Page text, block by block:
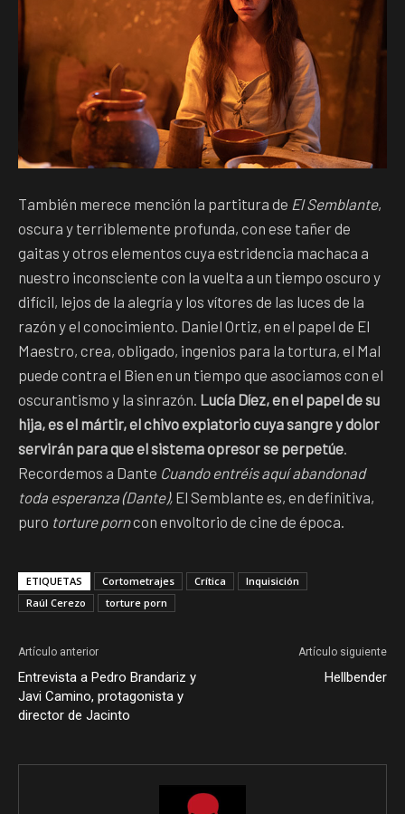
También merece mención la partitura de El Semblante,
oscura y terriblemente profunda, con ese tañer de
gaitas y otros elementos cuya estridencia machaca a
nuestro inconsciente con la vuelta a un tiempo oscuro y
difícil, lejos de la alegría y los vítores de las luces de la
razón y el conocimiento. Daniel Ortiz, en el papel de El
Maestro, crea, obligado, ingenios para la tortura, el Mal
puede contra el Bien en un tiempo que asociamos con el
oscurantismo y la sinrazón. Lucía Díez, en el papel de su
hija, es el mártir, el chivo expiatorio cuya sangre y dolor
servirán para que el sistema opresor se perpetúe
Recordemos a Dante Cuando entréis aquí abandonad
toda esperanza (Dante), El Semblante es, en definitiva,
puro torture porncon envoltorio de cine de época.
ETIQUETAS Cortometrajes Crítica
Inquisición
Raúl Cerezo
torture porn
Artículo anterior
Entrevista a Pedro Brandariz y
Javi Camino, protagonista y
director de Jacinto
Artículo siguiente
Hellbender